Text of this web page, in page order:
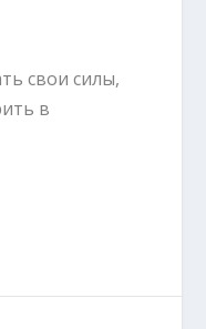
свои силы,
в